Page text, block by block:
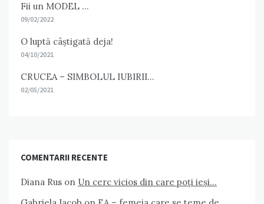
Fii un MODEL …
09/02/2022
O luptă câștigată deja!
04/10/2021
CRUCEA – SIMBOLUL IUBIRII…
02/05/2021
COMENTARII RECENTE
Diana Rus on Un cerc vicios din care poți ieși…